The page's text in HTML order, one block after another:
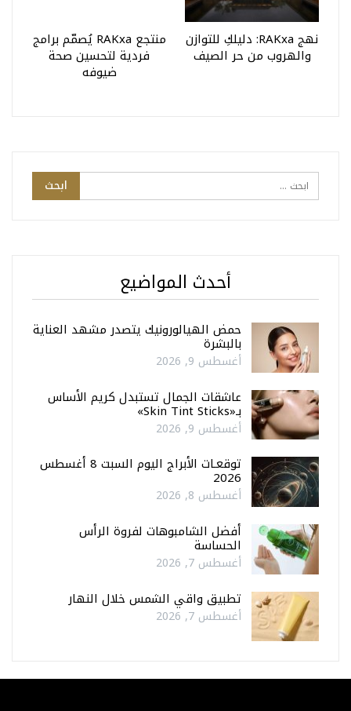
نهج RAKxa: دليلكِ للتوازن
والهروب من حر الصيف
منتجع RAKxa يُصمّم برامج
فردية لتحسين صحة
ضيوفه
أحدث المواضيع
حمض الهيالورونيك يتصدر مشهد العناية
بالبشرة
أغسطس 9, 2026
عاشقات الجمال تستبدل كريم الأساس
بـ«Skin Tint Sticks»
أغسطس 9, 2026
توقعـات الأبراج اليوم السبت 8 أغسطس
2026
أغسطس 8, 2026
أفضل الشامبوهات لفروة الرأس
الحساسة
أغسطس 7, 2026
تطبيق واقي الشمس خلال النهار
أغسطس 7, 2026